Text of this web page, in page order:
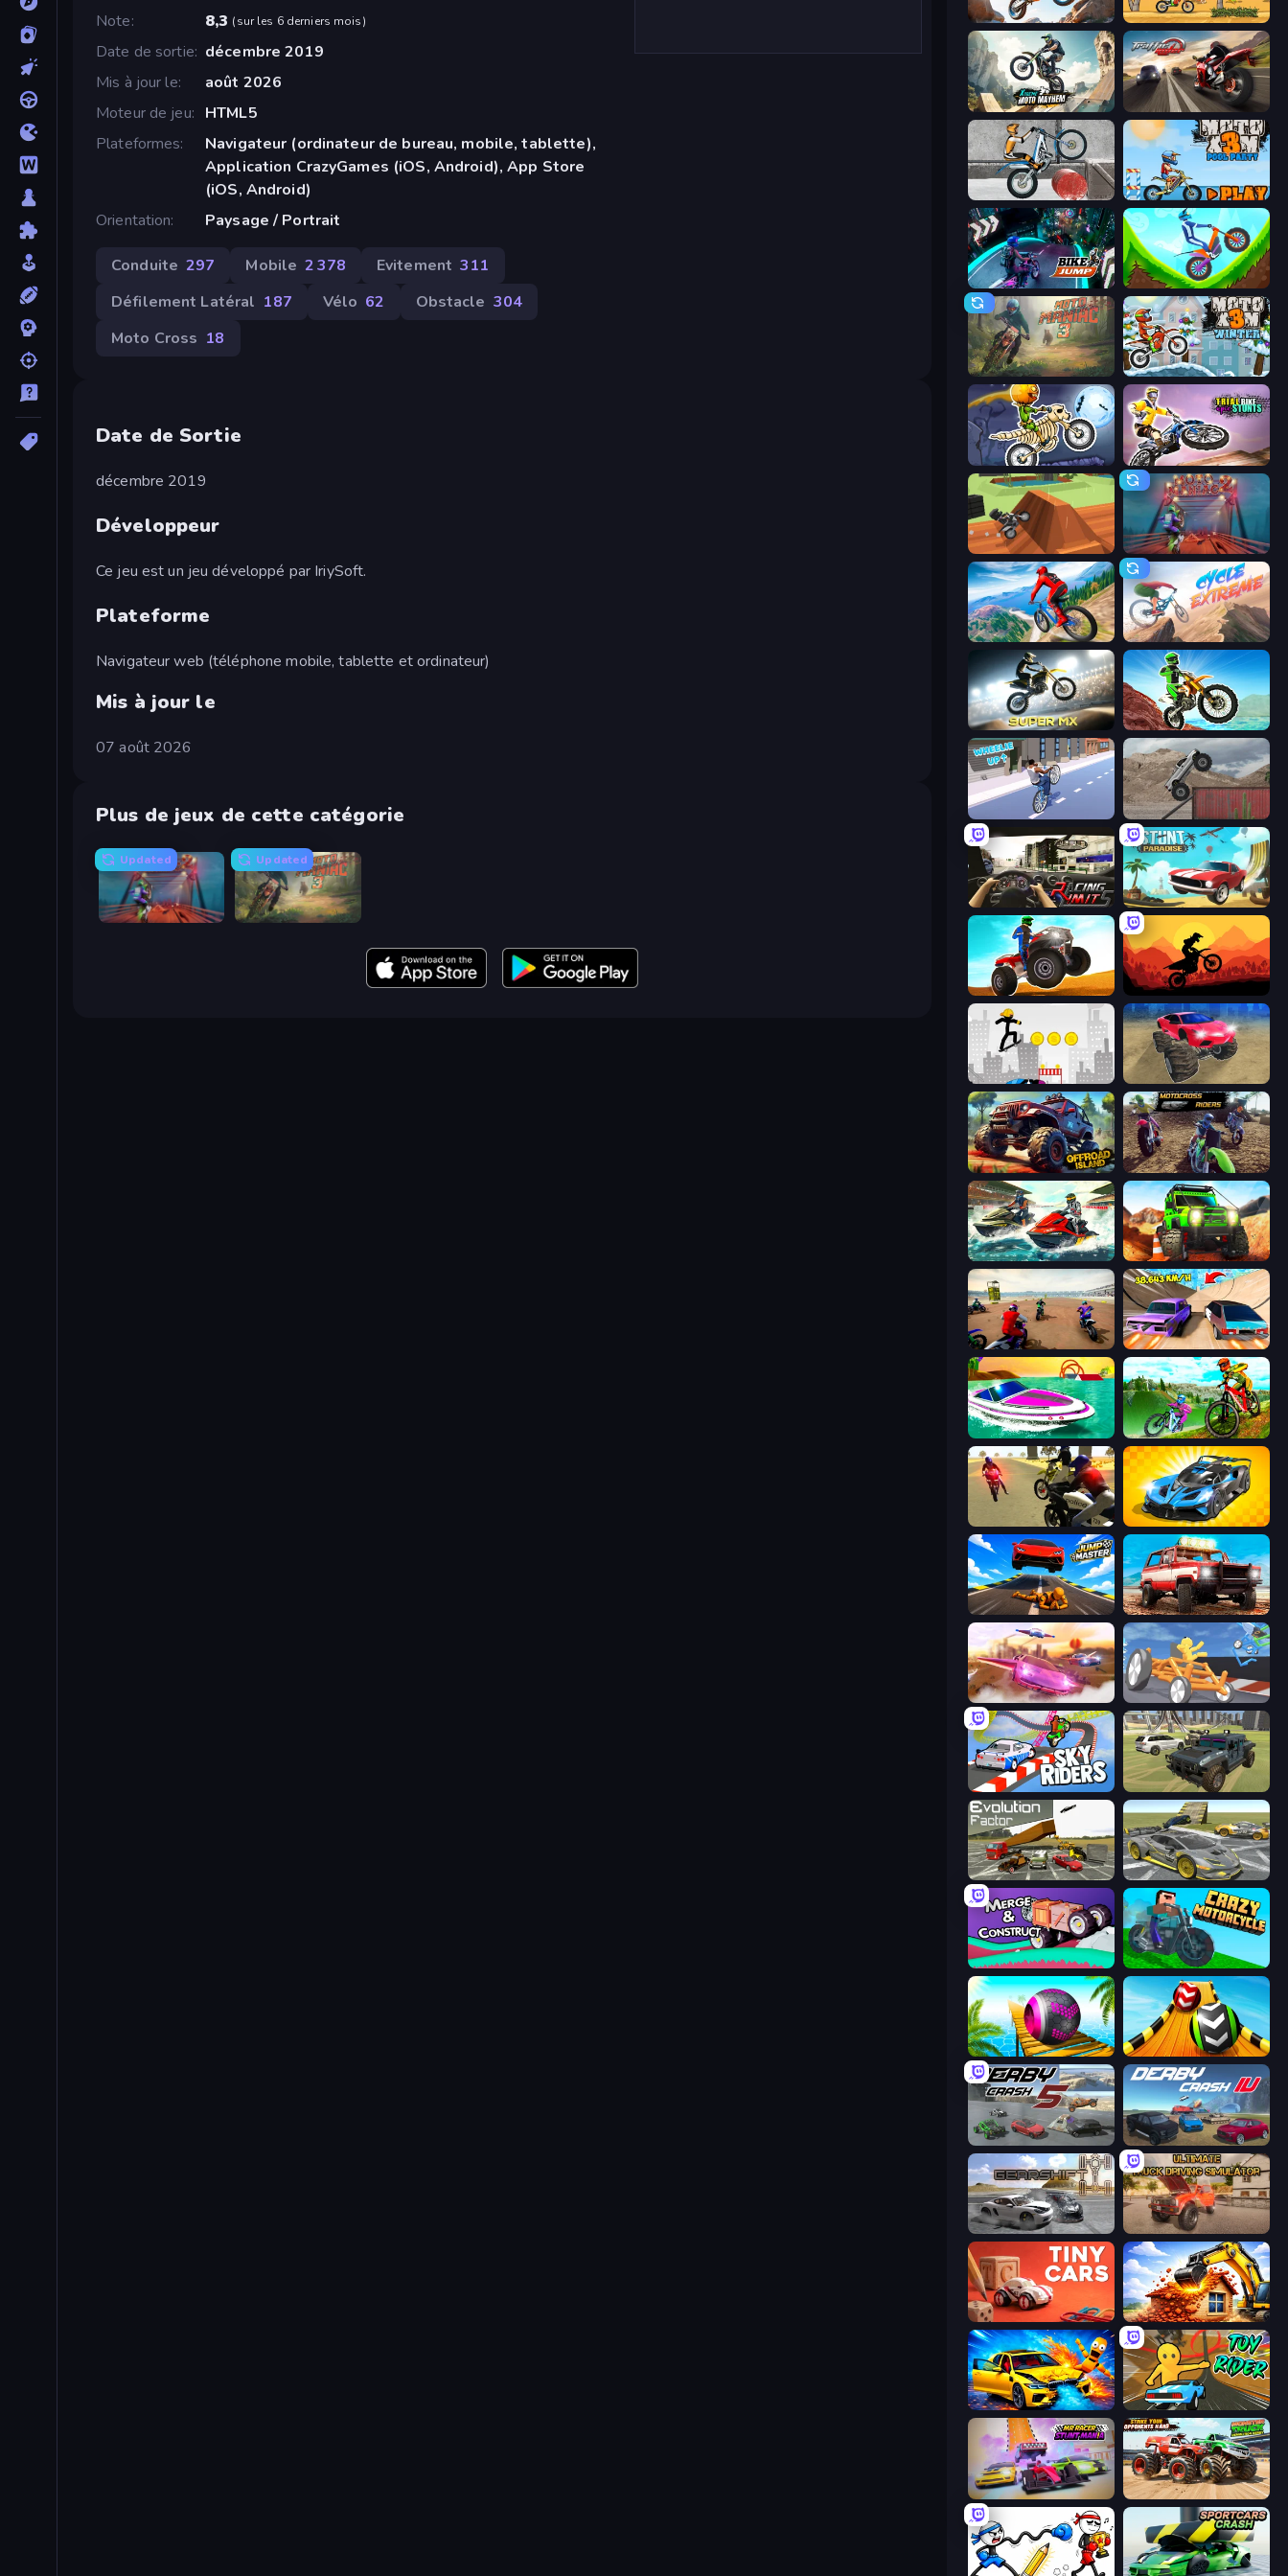
Note
8,3 (sur les 6 derniers mois)
Date de sortie décembre 2019
Mis à jour le
août 2026
Moteur de jeu
HTML5
Plateformes
Navigateur (ordinateur de bureau, mobile, tablette),
Application CrazyGames (iOS, Android), App Store
(iOS, Android)
Orientation
Paysage / Portrait
Conduite 297 Mobile 2 378 Evitement 311
Défilement Latéral 187 Vélo 62 Obstacle 304
Moto Cross 18
Date de Sortie
décembre 2019
Développeur
Ce jeu est un jeu développé par IriySoft.
Plateforme
Navigateur web (téléphone mobile, tablette et ordinateur)
Mis à jour le
07 août 2026
Plus de jeux de cette catégorie
Updated
Moto Maniac 2
Updated
Moto Maniac 3
Trial Mania Moto X3M
Xtreme Moto Mayhem Traffic Rider
Trials Ice Ride Moto X3M 5: Pool Party
Bike Jump Hill Climb on Moto Bike
Moto Maniac 3 Moto X3M 4 Winter
Moto X3M 6: Spooky Land Trial Bike Epic Stunts
Blocky Trials Moto Maniac 2
Riders Downhill Racing Cycle Extreme
Super MX - Last Season Dirt Bike Mad Skills
Wheelie Up Hard Wheels
Racing Limits Stunt Paradise
ATV Ultimate Offroad Sunset Bike Racing
Stickman Skate: 360 Epic City
Offroad Island MotoCross Riders
Jetski Race Offroad Life 3D
Super MX - The Champion Turbo Cars: Pipe Stunts
Jet Boat Racing MX Offroad Master
3D Moto Simulator 2 GT Cars Mega Ramps
Jump Master: Car Racing Offroad Masters Challenge
Ultimate Flying Car Draw Crash Race
Sky Riders 4x4 Offroader
Evolution Factor Wrong Way
Merge & Construct Crazy Motorcycle
Rolling Balls Sea Race Sky Balls 3D
Derby Crash 5 Derby Crash 4
Gearshift One Ultimate Truck Driving Simulator 2020
Tiny Cars City Constructor
BMG: Ragdoll Playground Toy Rider
MR RACER Stunt Mania Monster Truck Demolition Derby